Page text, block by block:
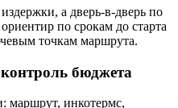
а дверь‑в‑дверь по
по срокам до старта
точкам маршрута.
бюджета
маршрут, инкотермс,